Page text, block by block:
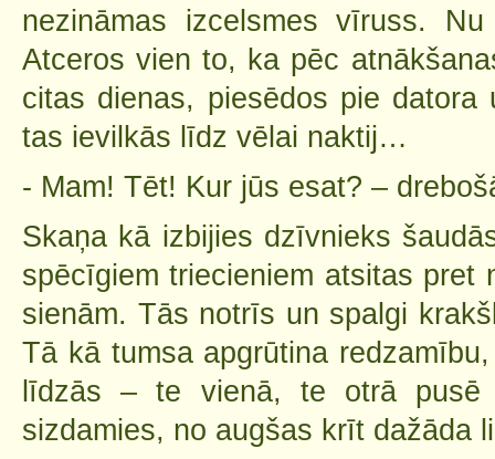
nezināmas izcelsmes vīruss.
Atceros vien to, ka pēc
citas dienas, piesēdos pie
tas ievilkās līdz vēlai naktij…
- Mam! Tēt! Kur jūs esat? –
Skaņa kā izbijies dzīvnieks
spēcīgiem triecieniem atsitas pret
sienām. Tās notrīs un spalgi
Tā kā tumsa apgrūtina
līdzās – te vienā, te otrā pusē
sizdamies, no augšas krīt dažāda